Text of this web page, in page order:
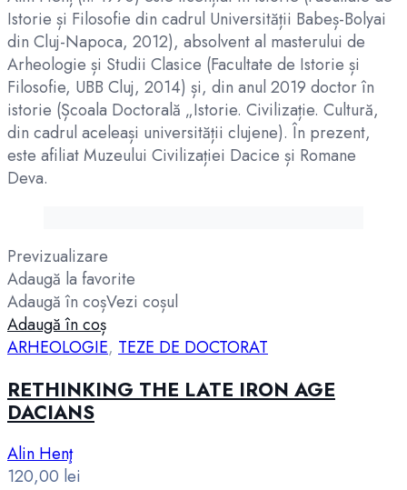
Istorie și Filosofie din cadrul Universității Babeș-Bolyai
din Cluj-Napoca, 2012), absolvent al masterului de
Arheologie și Studii Clasice (Facultate de Istorie și
Filosofie, UBB Cluj, 2014) și, din anul 2019 doctor în
istorie (Școala Doctorală „Istorie. Civilizație. Cultură,
din cadrul aceleași universității clujene). În prezent,
este afiliat Muzeului Civilizației Dacice și Romane
Deva.
Previzualizare
Adaugă la favorite
Adaugă în coșVezi coșul
Adaugă în coș
ARHEOLOGIE, TEZE DE DOCTORAT
RETHINKING THE LATE IRON AGE
DACIANS
Alin Henţ
120,00 lei